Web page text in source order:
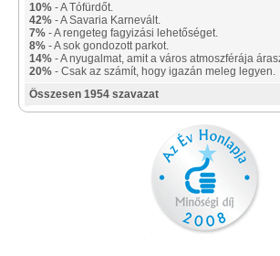
10% - A Tófürdőt.
42% - A Savaria Karnevált.
7% - A rengeteg fagyizási lehetőséget.
8% - A sok gondozott parkot.
14% - A nyugalmat, amit a város atmoszférája
20% - Csak az számít, hogy igazán meleg legyen.
Összesen 1954 szavazat